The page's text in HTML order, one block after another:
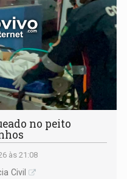
no peito
às 21:08
Civil